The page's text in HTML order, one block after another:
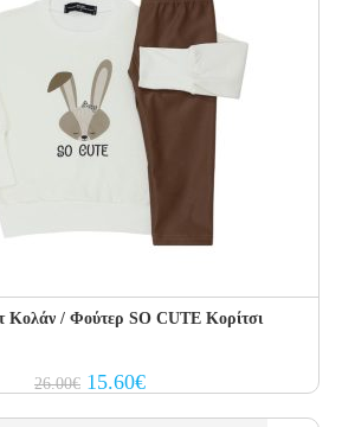
Kολάν / Φούτερ SO CUTE Κορίτσι
26.00€ Original
price
15.60€Current
price